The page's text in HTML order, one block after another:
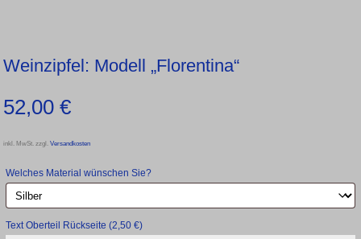
Weinzipfel: Modell „Florentina“
52,00 €
inkl. MwSt. zzgl. Versandkosten
Welches Material wünschen Sie?
Text Oberteil Rückseite (2,50 €)